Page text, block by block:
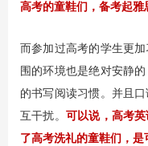
高考的童鞋们，备考起雅
而参加过高考的学生更
围的环境也是绝对安静
的书写阅读习惯。并且
互干扰。 可以说，高考
了高考洗礼的童鞋们，是